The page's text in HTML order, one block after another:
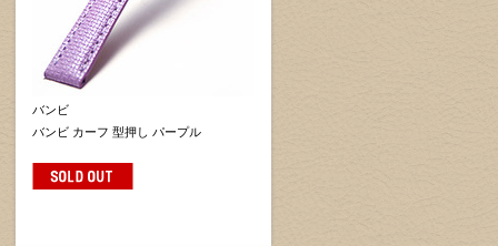
バンビ
バンビ カーフ 型押し パープル